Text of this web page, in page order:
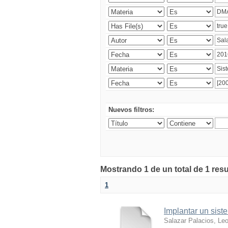
Nuevos filtros:
Mostrando 1 de un total de 1
1
Implantar un
Salazar Palacios,